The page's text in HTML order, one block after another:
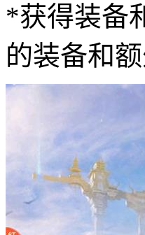
*获得装备
的装备和额